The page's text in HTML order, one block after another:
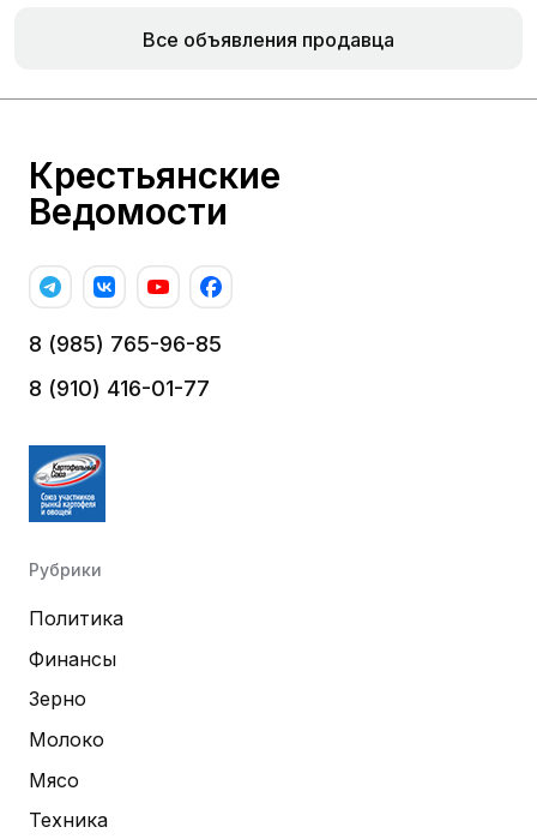
Все объявления продавца
Крестьянские
Ведомости
8 (985) 765-96-85
8 (910) 416-01-77
Рубрики
Политика
Финансы
Зерно
Молоко
Мясо
Техника